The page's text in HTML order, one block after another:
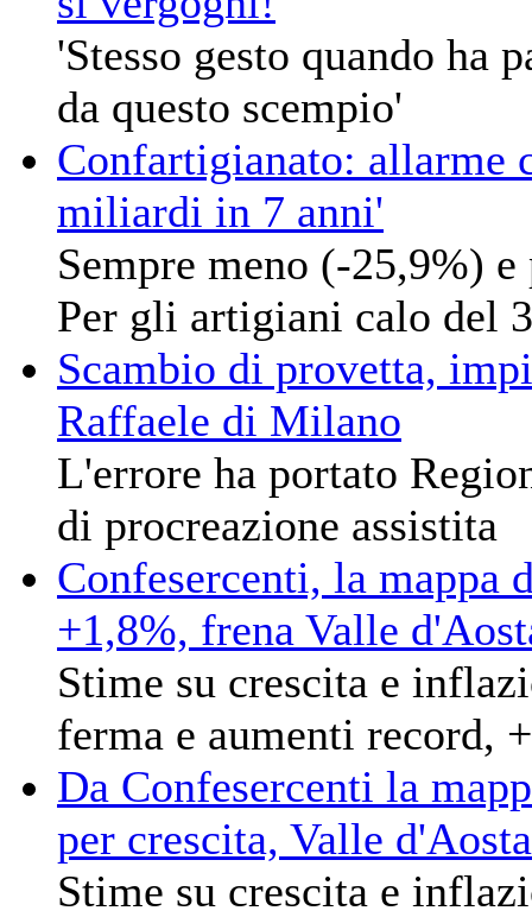
'Stesso gesto quando ha
da questo scempio'
Confartigianato: allarme
miliardi in 7 anni'
Sempre meno (-25,9%)
Per gli artigiani calo del
Scambio di provetta,
Raffaele di Milano
L'errore ha portato
di procreazione assistita
Confesercenti, la mappa
+1,8%, frena Valle
Stime su crescita e
ferma e aumenti record,
Da Confesercenti la
per crescita, Valle
Stime su crescita e